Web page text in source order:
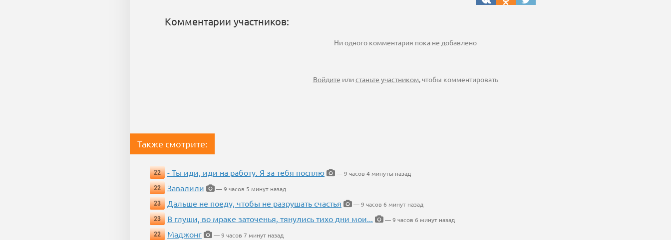
Комментарии участников:
Ни одного комментария пока не добавлено
Войдите илистаньте участником, чтобы комментировать
Также смотрите:
22 - Ты иди, иди на работу. Я за тебя посплю
— 9 часов 4 минуты назад
22
Завалили
— 9 часов 5 минут назад
23
Дальше не поеду, чтобы не разрушать счастья
— 9 часов 6 минут назад
23
В глуши, во мраке заточенья, тянулись тихо дни мои...
— 9 часов 6 минут назад
22
Маджонг
— 9 часов 7 минут назад